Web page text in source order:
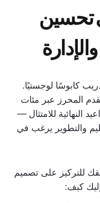
تحسين
كابوسًا لوجستيًا.
المحرز عبر مئات
النهائية للامتثال —
والتطوير يرغب في
للتركيز على تصميم
كيف: